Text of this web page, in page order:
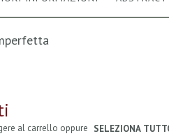
al carrello oppure SELEZIONA